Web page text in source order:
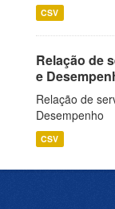
CSV
Relação de
e
Relação de
Desempenho
CSV